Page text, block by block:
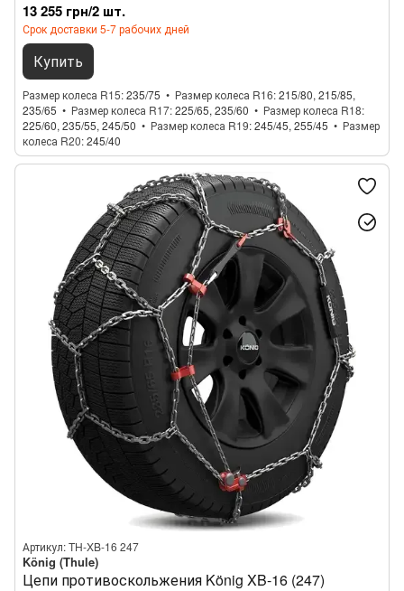
13 255 грн/2 шт.
Срок доставки 5-7 рабочих дней
Купить
Размер колеса R15 235/75 Размер колеса R16 215/80, 215/85,
235/65
Размер колеса R17 225/65, 235/60
Размер колеса R18
225/60, 235/55, 245/50
Размер колеса R19 245/45, 255/45
Размер
колеса R20 245/40
Артикул: TH-XB-16 247
König (Thule)
Цепи противоскольжения König XB-16 (247)